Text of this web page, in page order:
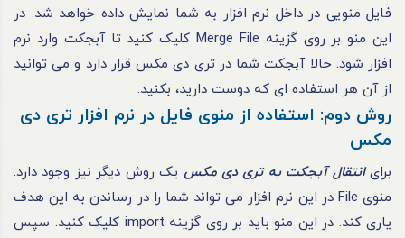
فایل منویی در داخل نرم‌ افزار به شما نمایش داده خواهد شد. در
این منو بر روی گزینه Merge File کلیک کنید تا آبجکت وارد نرم‌
افزار شود. حالا آبجکت شما در تری دی مکس قرار دارد و می‌ توانید
از آن هر استفاده‌ ای که دوست دارید، بکنید.
روش دوم: استفاده از منوی فایل در نرم‌ افزار تری دی
مکس
برایانتقال آبجکت به تری دی مکس یک روش دیگر نیز وجود دارد.
منوی File در این نرم‌ افزار می‌ تواند شما را در رساندن به این هدف
یاری کند. در این منو باید بر روی گزینه import کلیک کنید. سپس